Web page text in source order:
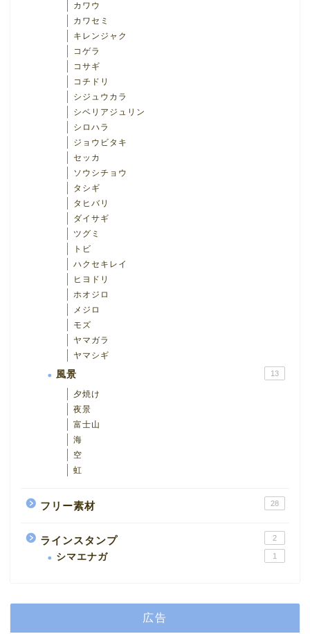
カワウ
カワセミ
キレンジャク
コゲラ
コサギ
コチドリ
シジュウカラ
シベリアジュリン
シロハラ
ジョウビタキ
セッカ
ソウシチョウ
タシギ
タヒバリ
ダイサギ
ツグミ
トビ
ハクセキレイ
ヒヨドリ
ホオジロ
メジロ
モズ
ヤマガラ
ヤマシギ
風景 13
夕焼け
夜景
富士山
海
空
虹
フリー素材 28
ラインスタンプ 2
シマエナガ 1
広告